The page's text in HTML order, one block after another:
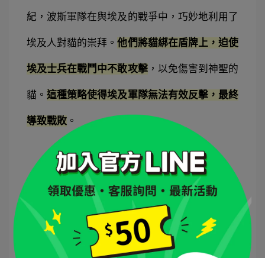
紀，波斯軍隊在與埃及的戰爭中，巧妙地利用了
埃及人對貓的崇拜。他們將貓綁在盾牌上，迫使
埃及士兵在戰鬥中不敢攻擊，以免傷害到神聖的
貓。這種策略使得埃及軍隊無法有效反擊，最終
導致戰敗 。
｜ 現代埃及與貓的關係
時至今日， 貓仍然在埃及的街頭巷尾隨處可見 ，
牠們親人且不怕生，成為當地人日常生活的一部